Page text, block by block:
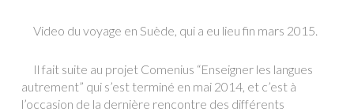
Video du voyage en Suède, qui a eu lieu fin mars 2015.
Il fait suite au projet Comenius “Enseigner les langues
autrement” qui s’est terminé en mai 2014, et c’est à
l’occasion de la dernière rencontre des différents